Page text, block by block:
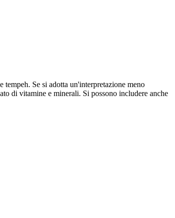
Se si adotta un'interpretazione meno
di vitamine e minerali. Si possono includere anche